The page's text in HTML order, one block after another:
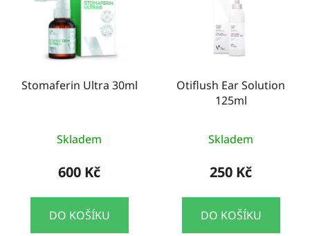
Stomaferin Ultra 30ml
Skladem
600 Kč
DO KOŠÍKU
Otiflush Ear Solution
125ml
Skladem
250 Kč
DO KOŠÍKU